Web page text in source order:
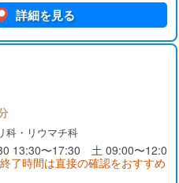
詳細を見る
科・リウマチ科
13:30〜17:30 土 09:00〜12:0
了時間は直接の確認をおすすめ